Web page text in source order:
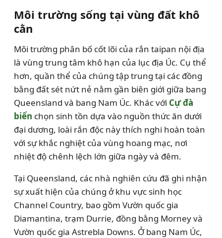
Môi trường sống tại vùng đất khô
cằn
Môi trường phân bố cốt lõi của rắn taipan nội địa
là vùng trung tâm khô hạn của lục địa Úc. Cụ thể
hơn, quần thể của chúng tập trung tại các đồng
bằng đất sét nứt nẻ nằm gần biên giới giữa bang
Queensland và bang Nam Úc. Khác với Cự đà
biển chọn sinh tồn dựa vào nguồn thức ăn dưới
đại dương, loài rắn độc này thích nghi hoàn toàn
với sự khắc nghiệt của vùng hoang mạc, nơi
nhiệt độ chênh lệch lớn giữa ngày và đêm.
Tại Queensland, các nhà nghiên cứu đã ghi nhận
sự xuất hiện của chúng ở khu vực sinh học
Channel Country, bao gồm Vườn quốc gia
Diamantina, trạm Durrie, đồng bằng Morney và
Vườn quốc gia Astrebla Downs. Ở bang Nam Úc,